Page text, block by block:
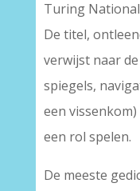
Turing
De titel,
verwijst naar
spiegels,
een
een rol spelen.
De meeste